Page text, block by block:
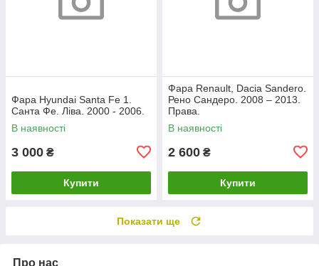
Фара Hyundai Santa Fe 1.
Санта Фе. Ліва. 2000 - 2006.
В наявності
3 000 ₴
Купити
Фара Renault, Dacia Sandero.
Рено Сандеро. 2008 – 2013.
Права.
В наявності
2 600 ₴
Купити
Показати ще
Про нас